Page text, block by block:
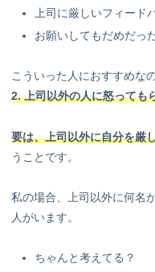
上司に厳しいフィード
お願いしてもだめだっ
こういった人におすすめなの
2. 上司以外の人に怒っても
要は、上司以外に自分を厳
うことです。
私の場合、上司以外に何名
人がいます。
ちゃんと考えてる？